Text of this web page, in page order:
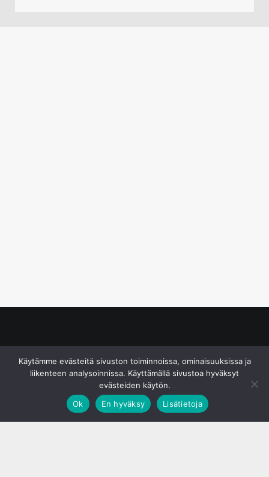
Käytämme evästeitä sivuston toiminnoissa, ominaisuuksissa ja
liikenteen analysoinnissa. Käyttämällä sivustoa hyväksyt
evästeiden käytön.
Ok
En hyväksy Lisätietoja